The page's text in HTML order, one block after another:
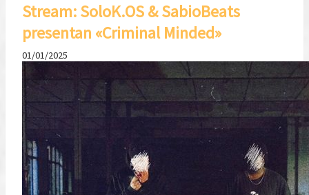
Stream: SoloK.OS & SabioBeats
presentan «Criminal Minded»
01/01/2025